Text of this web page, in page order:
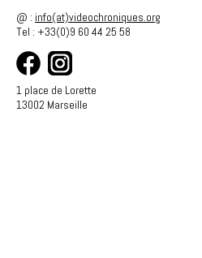
@ : info(at)videochroniques.org
Tel : +33(0)9 60 44 25 58
1 place de Lorette
13002 Marseille